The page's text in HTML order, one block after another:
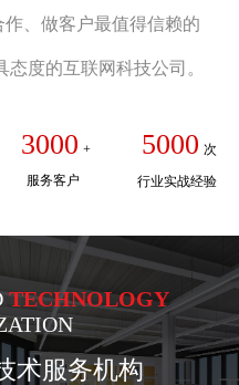
、做客户最值得信赖的
度的互联网科技公司。
3000 +
服务客户
5000 次
行业实战经验
TECHNOLOGY
术服务机构